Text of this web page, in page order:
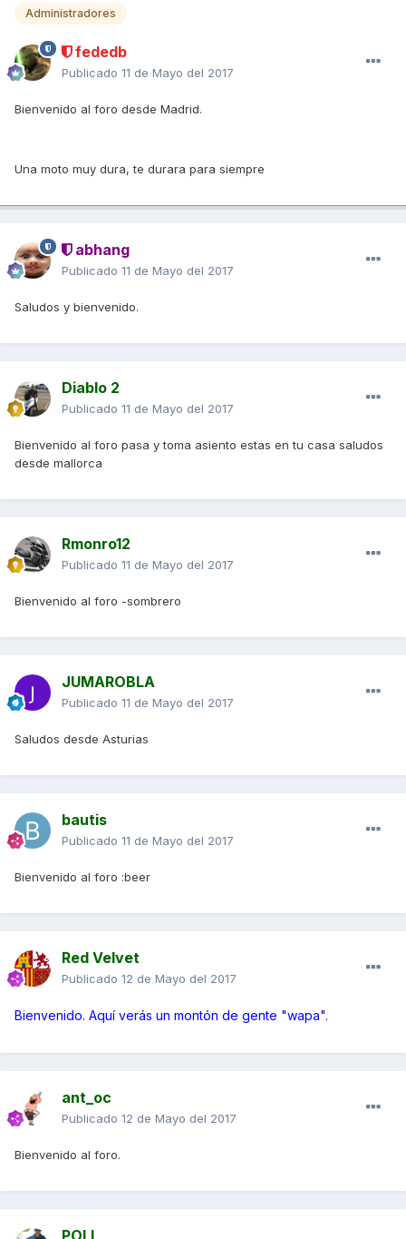
Administradores
fededb
Publicado 11 de Mayo del 2017
Bienvenido al foro desde Madrid.
Una moto muy dura, te durara para siempre
abhang
Publicado 11 de Mayo del 2017
Saludos y bienvenido.
Diablo 2
Publicado 11 de Mayo del 2017
Bienvenido al foro pasa y toma asiento estas en tu casa saludos
desde mallorca
Rmonro12
Publicado 11 de Mayo del 2017
Bienvenido al foro -sombrero
JUMAROBLA
Publicado 11 de Mayo del 2017
Saludos desde Asturias
bautis
Publicado 11 de Mayo del 2017
Bienvenido al foro :beer
Red Velvet
Publicado 12 de Mayo del 2017
Bienvenido. Aquí verás un montón de gente "wapa".
ant_oc
Publicado 12 de Mayo del 2017
Bienvenido al foro.
POLI